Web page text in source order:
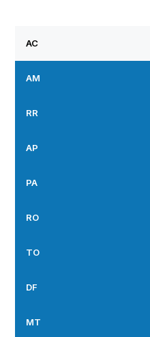
AC
AM
RR
AP
PA
RO
TO
DF
MT